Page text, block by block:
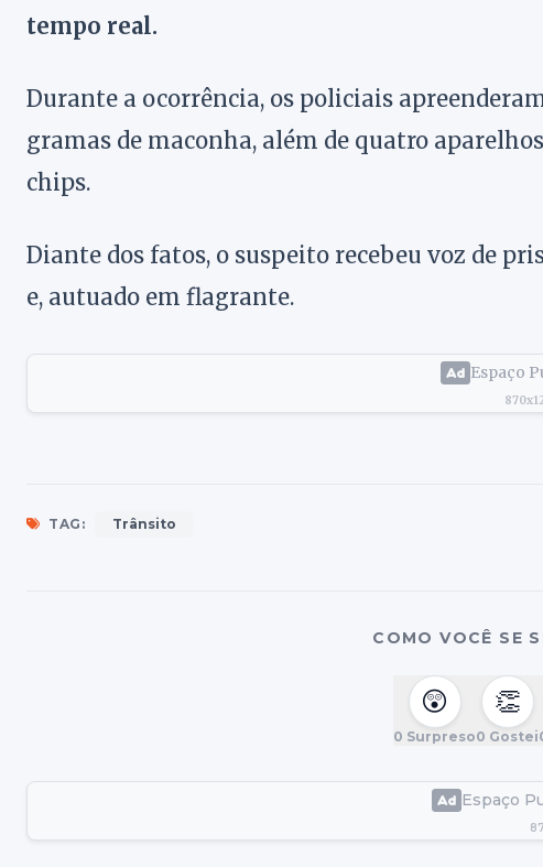
tempo real.
Durante a ocorrência, os policiais
gramas de maconha, além de quatro
chips.
Diante dos fatos, o suspeito recebeu voz de
e, autuado em flagrante.
Espaço
TAG: Trânsito
COMO VOCÊ SE
😲
0 Surpreso
👏
0 Gostei
Espaço